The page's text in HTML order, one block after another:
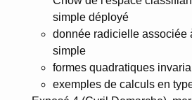
simple déployé
donnée radicielle associée
simple
formes quadratiques
exemples de calculs en